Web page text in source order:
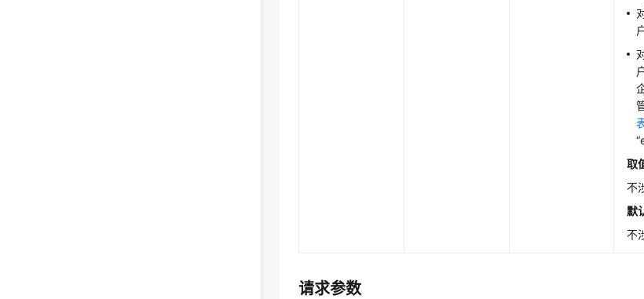
取
不
默
不
请求参数